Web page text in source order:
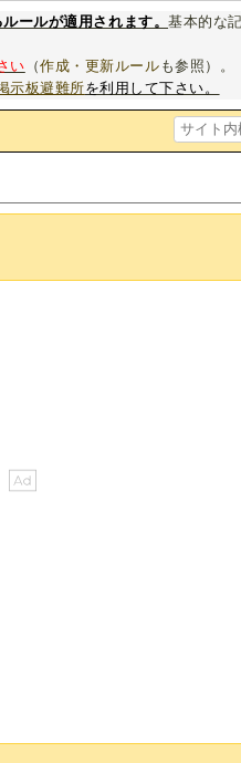
ールが適用されます。基本的な
い （作成・更新ルール も参照）。
示板避難所を利用して下さい。